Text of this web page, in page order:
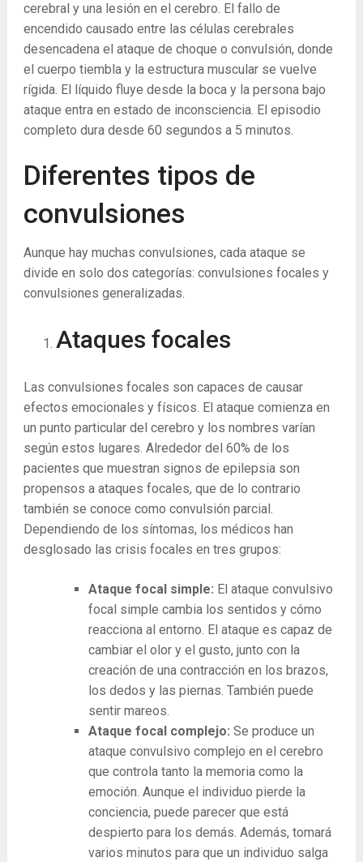
cerebral y una lesión en el cerebro. El fallo de
encendido causado entre las células cerebrales
desencadena el ataque de choque o convulsión, donde
el cuerpo tiembla y la estructura muscular se vuelve
rígida. El líquido fluye desde la boca y la persona bajo
ataque entra en estado de inconsciencia. El episodio
completo dura desde 60 segundos a 5 minutos.
Diferentes tipos de
convulsiones
Aunque hay muchas convulsiones, cada ataque se
divide en solo dos categorías: convulsiones focales y
convulsiones generalizadas.
Ataques focales
Las convulsiones focales son capaces de causar
efectos emocionales y físicos. El ataque comienza en
un punto particular del cerebro y los nombres varían
según estos lugares. Alrededor del 60% de los
pacientes que muestran signos de epilepsia son
propensos a ataques focales, que de lo contrario
también se conoce como convulsión parcial.
Dependiendo de los síntomas, los médicos han
desglosado las crisis focales en tres grupos:
Ataque focal simple: El ataque convulsivo
focal simple cambia los sentidos y cómo
reacciona al entorno. El ataque es capaz de
cambiar el olor y el gusto, junto con la
creación de una contracción en los brazos,
los dedos y las piernas. También puede
sentir mareos.
Ataque focal complejo: Se produce un
ataque convulsivo complejo en el cerebro
que controla tanto la memoria como la
emoción. Aunque el individuo pierde la
conciencia, puede parecer que está
despierto para los demás. Además, tomará
varios minutos para que un individuo salga